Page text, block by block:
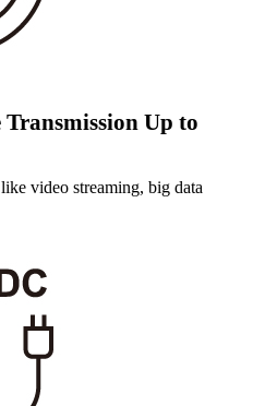
Up to
video streaming, big data